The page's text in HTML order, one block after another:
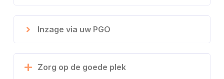
Inzage via uw PGO
Zorg op de goede plek